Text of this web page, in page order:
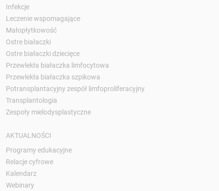
Infekcje
Leczenie wspomagające
Małopłytkowość
Ostre białaczki
Ostre białaczki dziecięce
Przewlekła białaczka limfocytowa
Przewlekła białaczka szpikowa
Potransplantacyjny zespół limfoproliferacyjny
Transplantologia
Zespoły mielodysplastyczne
AKTUALNOŚCI
Programy edukacyjne
Relacje cyfrowe
Kalendarz
Webinary